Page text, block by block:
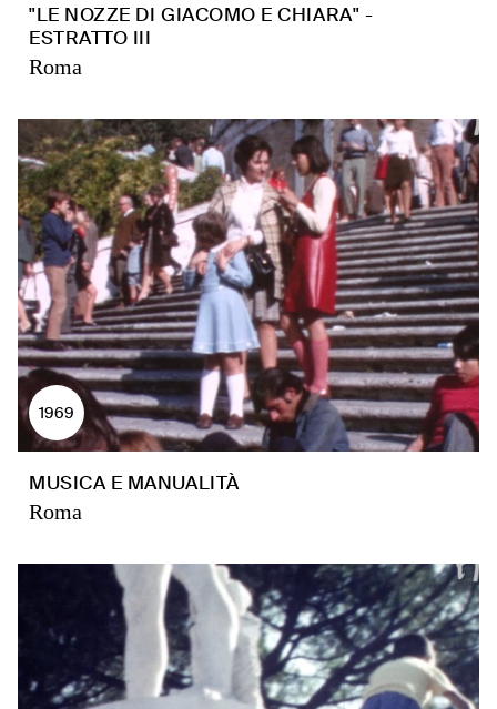
"LE NOZZE DI GIACOMO E CHIARA" -
ESTRATTO III
Roma
1969
MUSICA E MANUALITÀ
Roma